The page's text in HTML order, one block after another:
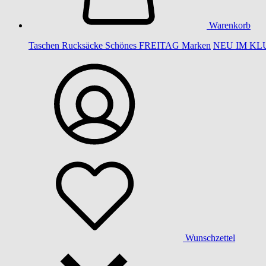
Warenkorb
Taschen Rucksäcke Schönes FREITAG Marken NEU IM
Wunschzettel